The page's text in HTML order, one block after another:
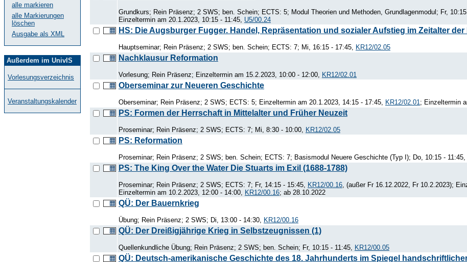
alle markieren
alle Markierungen
löschen
Ausgabe als XML
Außerdem im UnivIS
Vorlesungsverzeichnis
Veranstaltungskalender
Grundkurs; Rein Präsenz; 2 SWS; ben. Schein; ECTS: 5; Modul Theorien und Methoden, Grundlagenmodul; Fr, 10:15
Einzeltermin am 20.1.2023, 10:15 - 11:45, U5/00.24
HS: Die Augsburger Fugger. Handel, Repräsentation und sozialer Aufstieg im Zeitalter
Hauptseminar; Rein Präsenz; 2 SWS; ben. Schein; ECTS: 7; Mi, 16:15 - 17:45, KR12/02.05
Nachklausur Reformation
Vorlesung; Rein Präsenz; Einzeltermin am 15.2.2023, 10:00 - 12:00, KR12/02.01
Oberseminar zur Neueren Geschichte
Oberseminar; Rein Präsenz; 2 SWS; ECTS: 5; Einzeltermin am 20.1.2023, 14:15 - 17:45, KR12/02.01 ; Einzeltermin
PS: Formen der Herrschaft in Mittelalter und Früher Neuzeit
Proseminar; Rein Präsenz; 2 SWS; ECTS: 7; Mi, 8:30 - 10:00, KR12/02.05
PS: Reformation
Proseminar; Rein Präsenz; 2 SWS; ben. Schein; ECTS: 7; Basismodul Neuere Geschichte (Typ I); Do, 10:15 - 11:45,
PS: The King Over the Water Die Stuarts im Exil (1688-1788)
Proseminar; Rein Präsenz; 2 SWS; ECTS: 7; Fr, 14:15 - 15:45, KR12/00.16 , (außer Fr 16.12.2022, Fr 10.2.2023);
Einzeltermin am 10.2.2023, 12:00 - 14:00,
KR12/00.16; ab 28.10.2022
QÜ: Der Bauernkrieg
Übung; Rein Präsenz; 2 SWS; Di, 13:00 - 14:30, KR12/00.16
QÜ: Der Dreißigjährige Krieg in Selbstzeugnissen (1)
Quellenkundliche Übung; Rein Präsenz; 2 SWS; ben. Schein; Fr, 10:15 - 11:45, KR12/00.05
QÜ: Deutsch-amerikanische Geschichte des 18. Jahrhunderts im Spiegel